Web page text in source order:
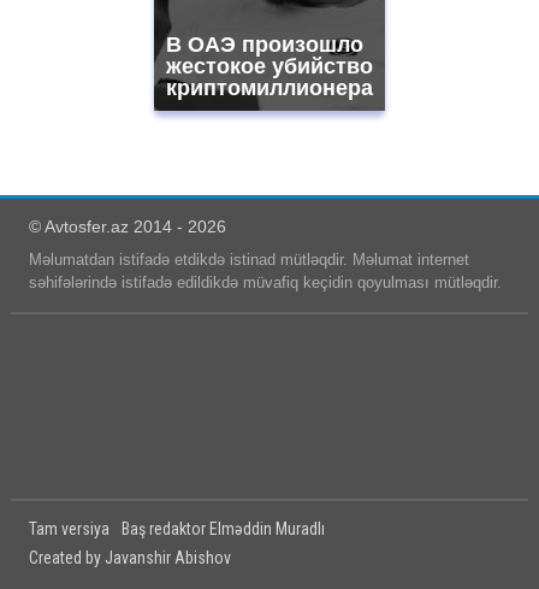
В ОАЭ произошло
жестокое убийство
криптомиллионера
© Avtosfer.az 2014 - 2026
Məlumatdan istifadə etdikdə istinad mütləqdir. Məlumat internet
səhifələrində istifadə edildikdə müvafiq keçidin qoyulması mütləqdir.
Tam versiya
Baş redaktor Elməddin Muradlı
Created by Javanshir Abishov